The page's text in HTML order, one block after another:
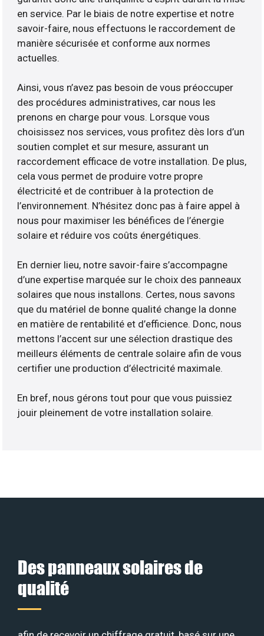
en service. Par le biais de notre expertise et notre
savoir-faire, nous effectuons le raccordement de
manière sécurisée et conforme aux normes
actuelles.
Ainsi, vous n’avez pas besoin de vous préoccuper
des procédures administratives, car nous les
prenons en charge pour vous. Lorsque vous
choisissez nos services, vous profitez dès lors d’un
soutien complet et sur mesure, assurant un
raccordement efficace de votre installation. De plus,
cela vous permet de produire votre propre
électricité et de contribuer à la protection de
l’environnement. N’hésitez donc pas à faire appel à
nous pour maximiser les bénéfices de l’énergie
solaire et réduire vos coûts énergétiques.
En dernier lieu, notre savoir-faire s’accompagne
d’une expertise marquée sur le choix des panneaux
solaires que nous installons. Certes, nous savons
que du matériel de bonne qualité change la donne
en matière de rentabilité et d’efficience. Donc, nous
mettons l’accent sur une sélection drastique des
meilleurs éléments de centrale solaire afin de vous
certifier une production d’électricité maximale.
En bref, nous gérons tout pour que vous puissiez
jouir pleinement de votre installation solaire.
Des panneaux solaires de
qualité